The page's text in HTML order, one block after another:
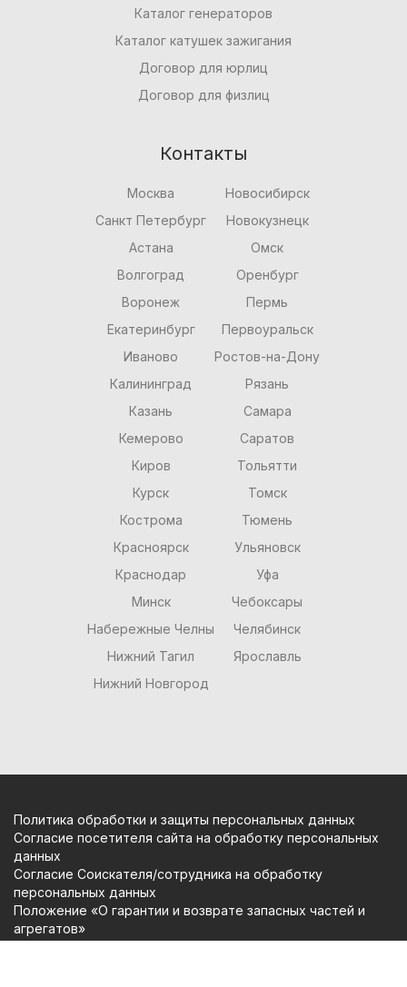
Каталог генераторов
Каталог катушек зажигания
Договор для юрлиц
Договор для физлиц
Контакты
Москва
Санкт Петербург
Астана
Волгоград
Воронеж
Екатеринбург
Иваново
Калининград
Казань
Кемерово
Киров
Курск
Кострома
Красноярск
Краснодар
Минск
Набережные Челны
Нижний Тагил
Нижний Новгород
Новосибирск
Новокузнецк
Омск
Оренбург
Пермь
Первоуральск
Ростов-на-Дону
Рязань
Самара
Саратов
Тольятти
Томск
Тюмень
Ульяновск
Уфа
Чебоксары
Челябинск
Ярославль
Политика обработки и защиты персональных данных
Согласие посетителя сайта на обработку персональных
данных
Согласие Соискателя/сотрудника на обработку
персональных данных
Положение «О гарантии и возврате запасных частей и
агрегатов»